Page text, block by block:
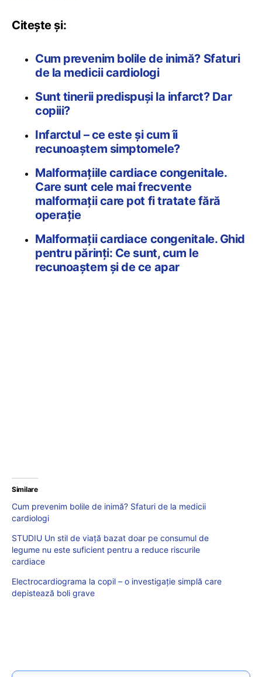
Citește și:
Cum prevenim bolile de inimă? Sfaturi
de la medicii cardiologi
Sunt tinerii predispuși la infarct? Dar
copiii?
Infarctul – ce este și cum îi
recunoaștem simptomele?
Malformațiile cardiace congenitale.
Care sunt cele mai frecvente
malformații care pot fi tratate fără
operație
Malformații cardiace congenitale. Ghid
pentru părinți: Ce sunt, cum le
recunoaștem și de ce apar
Similare
Cum prevenim bolile de inimă? Sfaturi de la medicii
cardiologi
STUDIU Un stil de viață bazat doar pe consumul de
legume nu este suficient pentru a reduce riscurile
cardiace
Electrocardiograma la copil – o investigație simplă care
depistează boli grave